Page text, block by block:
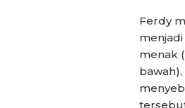
Ferdy
menak